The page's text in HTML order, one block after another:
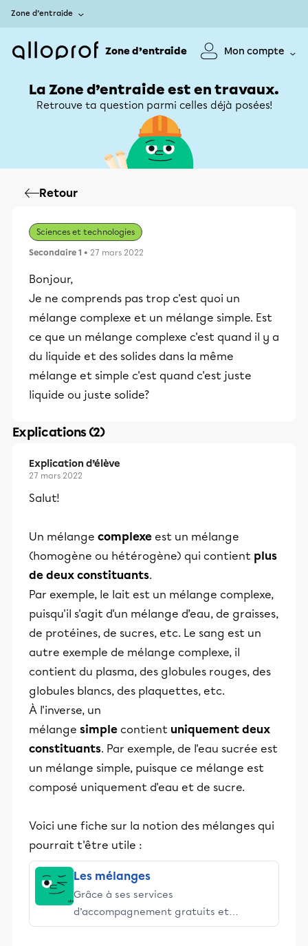
Zone d’entraide
Zone d’entraide Mon compte
La Zone d’entraide est en travaux.
Retrouve ta question parmi celles déjà posées!
Retour
Sciences et technologies
Secondaire 1 • 27 mars 2022
Bonjour,
Je ne comprends pas trop c'est quoi un
mélange complexe et un mélange simple. Est
ce que un mélange complexe c'est quand il y a
du liquide et des solides dans la même
mélange et simple c'est quand c'est juste
liquide ou juste solide?
Explications (2)
Explication d’élève
27 mars 2022
Salut!
Un mélange complexe est un mélange
(homogène ou hétérogène) qui contient plus
de deux constituants.
Par exemple, le lait est un mélange complexe,
puisqu'il s'agit d'un mélange d’eau, de graisses,
de protéines, de sucres, etc. Le sang est un
autre exemple de mélange complexe, il
contient du plasma, des globules rouges, des
globules blancs, des plaquettes, etc.
À l'inverse, un
mélange simple contient uniquement deux
constituants. Par exemple, de l'eau sucrée est
un mélange simple, puisque ce mélange est
composé uniquement d'eau et de sucre.
Voici une fiche sur la notion des mélanges qui
pourrait t'être utile :
Les mélanges
Grâce à ses services
d’accompagnement gratuits et
stimulants, Alloprof engage les élèves